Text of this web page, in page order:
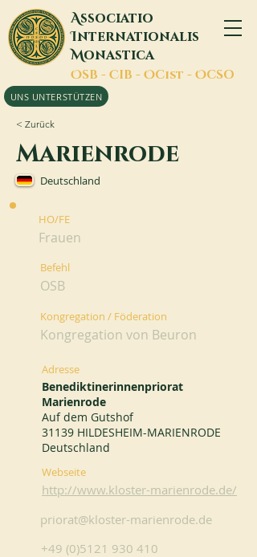
Associatio
Internationalis
Monastica
OSB - CIB - OCist - OCSO
UNS UNTERSTÜTZEN
< Zurück
Marienrode
Deutschland
HO/FE
Frauen
Befehl
OSB
Kongregation / Föderation
Kongregation von Beuron
Adresse
Benediktinerinnenpriorat
Marienrode
Auf dem Gutshof
31139 HILDESHEIM-MARIENRODE
Deutschland
Webseite
http://www.kloster-marienrode.de/
priorat@kloster-marienrode.de
+49 (0)5121 930 410